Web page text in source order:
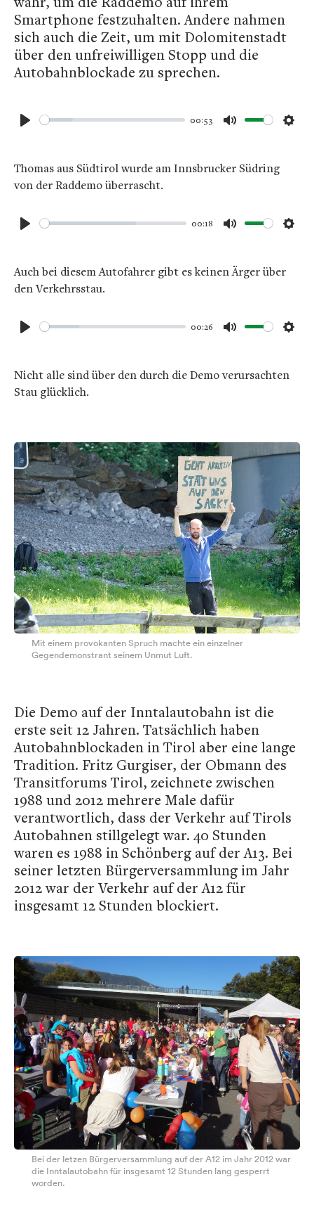
Smartphone festzuhalten. Andere nahmen
sich auch die Zeit, um mit Dolomitenstadt
über den unfreiwilligen Stopp und die
Autobahnblockade zu sprechen.
00:53
Thomas aus Südtirol wurde am Innsbrucker Südring
von der Raddemo überrascht.
00:18
Auch bei diesem Autofahrer gibt es keinen Ärger über
den Verkehrsstau.
00:26
Nicht alle sind über den durch die Demo verursachten
Stau glücklich.
Mit einem provokanten Spruch machte ein einzelner
Gegendemonstrant seinem Unmut Luft.
Die Demo auf der Inntalautobahn ist die
erste seit 12 Jahren. Tatsächlich haben
Autobahnblockaden in Tirol aber eine lange
Tradition. Fritz Gurgiser, der Obmann des
Transitforums Tirol, zeichnete zwischen
1988 und 2012 mehrere Male dafür
verantwortlich, dass der Verkehr auf Tirols
Autobahnen stillgelegt war. 40 Stunden
waren es 1988 in Schönberg auf der A13. Bei
seiner letzten Bürgerversammlung im Jahr
2012 war der Verkehr auf der A12 für
insgesamt 12 Stunden blockiert.
Bei der letzen Bürgerversammlung auf der A12 im Jahr 2012 war
die Inntalautobahn für insgesamt 12 Stunden lang gesperrt
worden.